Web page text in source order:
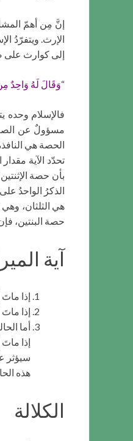
إنَّ مِن أهمّ
الإرث. ويتفرّدُ
إلى كوارث على
“وَقَالَ لَهُ وَاحِدٌ
فالإسلام وحده
مسؤولٌ عن
الحصة هي
تحدّد الآية
بأن حصة
الذكرُ الواحدُ
هي الثلثان، وهي
حصة البنتين،
آية
إذا
إذا
أما
إذا
سيؤثر
هذه
الكلالة